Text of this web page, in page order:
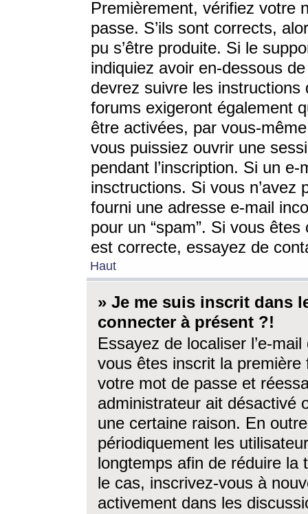
Premièrement, vérifiez votre
passe. S’ils sont corrects,
pu s’être produite. Si le
indiquiez avoir en-dessous
devrez suivre les
forums exigeront également
être activées, par vous-
vous puissiez ouvrir une
pendant l’inscription. Si un
insctructions. Si vous n’avez
fourni une adresse e-mail
pour un “spam”. Si vous
est correcte, essayez de
Haut
» Je me suis inscrit dans
connecter à présent ?!
Essayez de localiser l’e-
vous êtes inscrit la première
votre mot de passe et
administrateur ait désactivé
une certaine raison. En
périodiquement les
longtemps afin de réduire la
le cas, inscrivez-vous à
activement dans les